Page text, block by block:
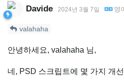
Davide 2024년 3월 7일 영
valahaha
안녕하세요, valahaha 님,
네, PSD 스크립트에 몇 가지 개